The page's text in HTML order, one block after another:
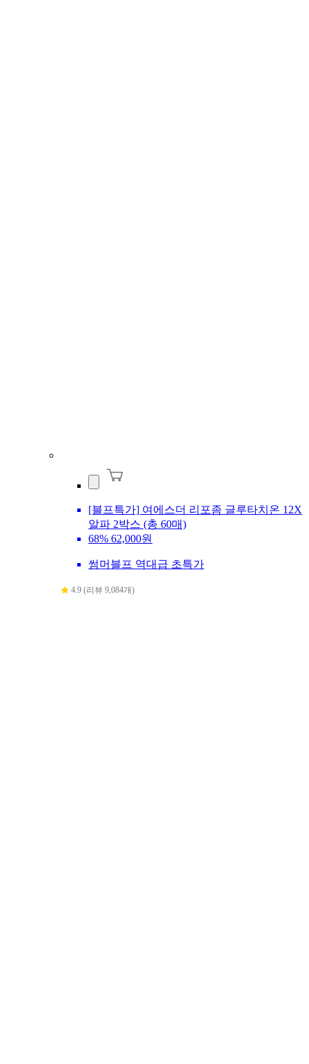
[블프특가] 여에스더 리포좀 글루타치온 12X
알파 2박스 (총 60매)
68% 62,000원
썸머블프 역대급 초특가
4.9 (리뷰 9,084개)